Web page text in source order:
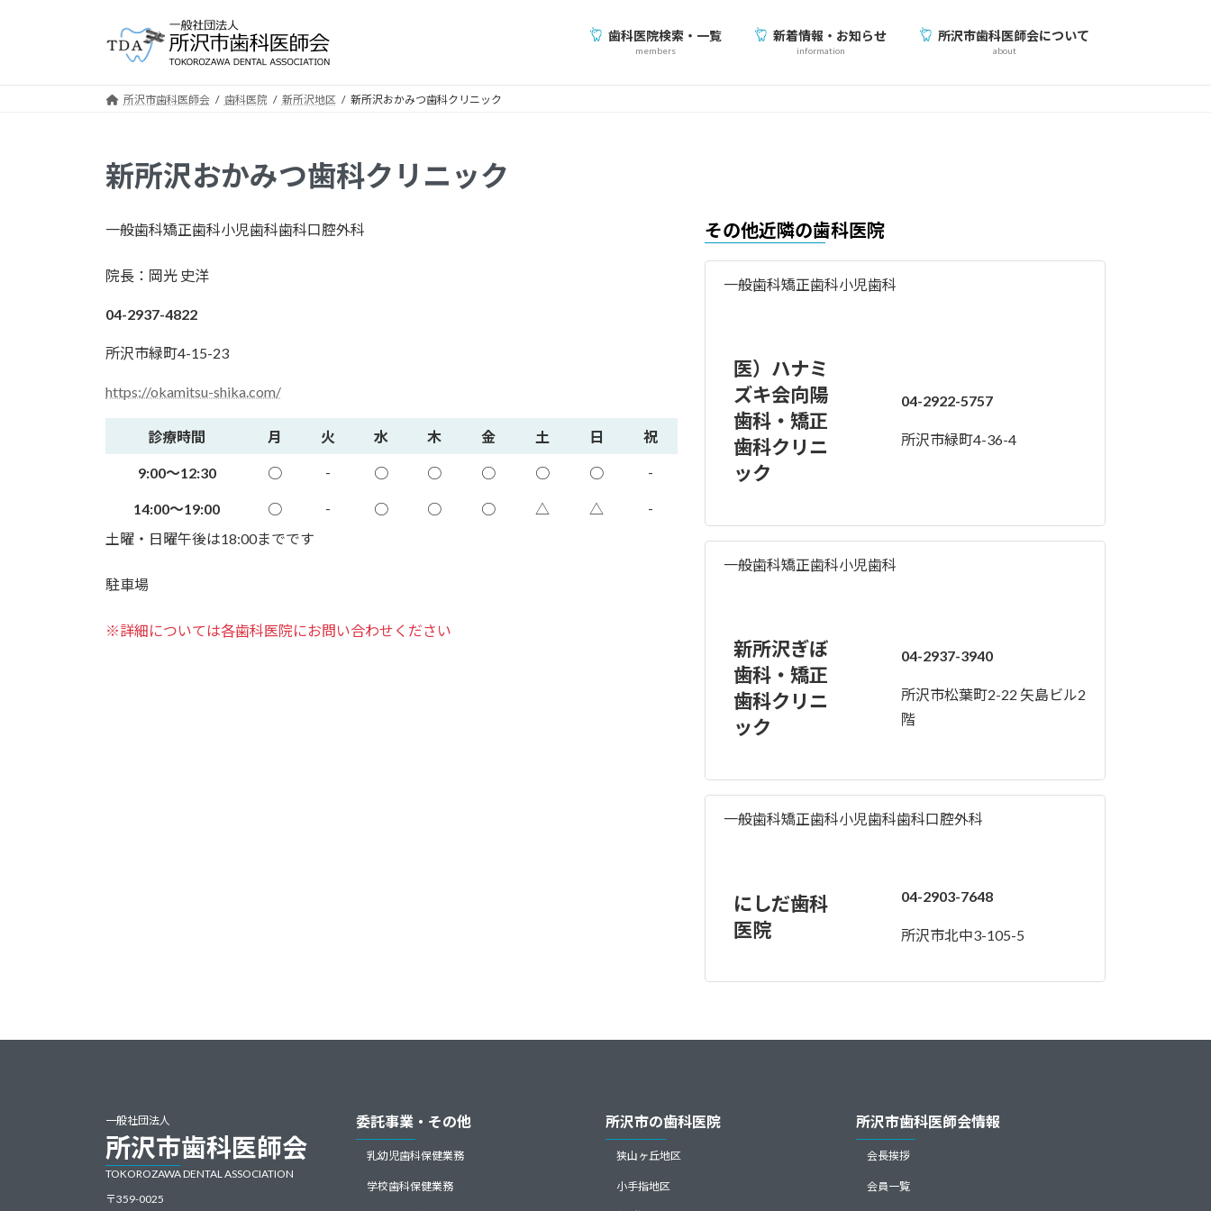
歯科医院検索・一覧
members
新着情報・お知らせ
information
所沢市歯科医師会について
about
所沢市歯科医師会 歯科医院 新所沢地区 新所沢おかみつ歯科クリニック
新所沢おかみつ歯科クリニック
一般歯科矯正歯科小児歯科歯科口腔外科
院長：岡光 史洋
04-2937-4822
所沢市緑町4-15-23
https://okamitsu-shika.com/
診療時間 月 火 水 木 金 土 日 祝
9:00～12:30 ○ - ○ ○ ○ ○ ○ -
14:00～19:00 ○ - ○ ○ ○ △ △
-
土曜・日曜午後は18:00までです
駐車場
※詳細については各歯科医院にお問い合わせください
その他近隣の歯科医院
一般歯科矯正歯科小児歯科
医）ハナミ
ズキ会向陽
歯科・矯正
歯科クリニ
ック
04-2922-5757
所沢市緑町4-36-4
一般歯科矯正歯科小児歯科
新所沢ぎぼ
歯科・矯正
歯科クリニ
ック
04-2937-3940
所沢市松葉町2-22 矢島ビル2
階
一般歯科矯正歯科小児歯科歯科口腔外科
にしだ歯科
医院
04-2903-7648
所沢市北中3-105-5
一般社団法人
所沢市歯科医師会
TOKOROZAWA DENTAL ASSOCIATION
〒359-0025
委託事業・その他
乳幼児歯科保健業務
学校歯科保健業務
所沢市の歯科医院
狭山ヶ丘地区
小手指地区
所沢市歯科医師会情報
会長挨拶
会員一覧